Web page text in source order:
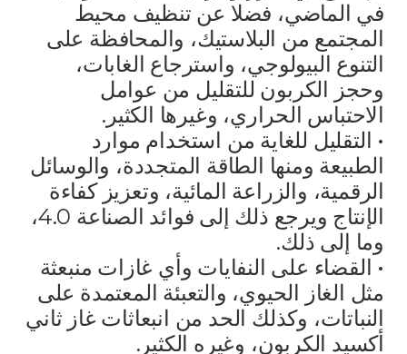
في الماضي، فضلا عن تنظيف محيط
المجتمع من البلاستيك، والمحافظة على
التنوع البيولوجي، واسترجاع الغابات،
وحجز الكربون للتقليل من عوامل
الاحتباس الحراري، وغيرها الكثير.
• التقليل للغاية من استخدام موارد
الطبيعة ومنها الطاقة المتجددة، والوسائل
الرقمية، والزراعة المائية، وتعزيز كفاءة
الإنتاج ويرجع ذلك إلى فوائد الصناعة 4.0،
وما إلى ذلك.
• القضاء على النفايات وأي غازات منبعثة
مثل الغاز الحيوي، والتعبئة المعتمدة على
النباتات، وكذلك الحد من انبعاثات غاز ثاني
أكسيد الكربون، وغيره الكثير.